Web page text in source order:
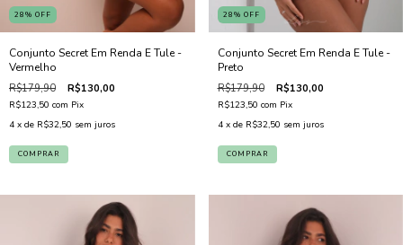
28% OFF
Conjunto Secret Em Renda E Tule -
Vermelho
R$179,90 R$130,00
R$123,50 com Pix
4 x de R$32,50 sem juros
COMPRAR
28% OFF
Conjunto Secret Em Renda E Tule -
Preto
R$179,90 R$130,00
R$123,50 com Pix
4 x de R$32,50 sem juros
COMPRAR